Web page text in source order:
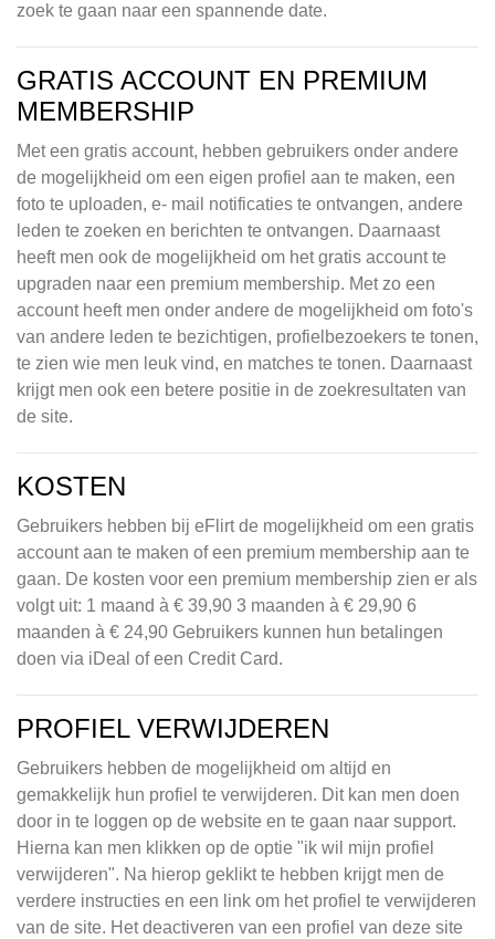
zoek te gaan naar een spannende date.
GRATIS ACCOUNT EN PREMIUM
MEMBERSHIP
Met een gratis account, hebben gebruikers onder andere
de mogelijkheid om een eigen profiel aan te maken, een
foto te uploaden, e- mail notificaties te ontvangen, andere
leden te zoeken en berichten te ontvangen. Daarnaast
heeft men ook de mogelijkheid om het gratis account te
upgraden naar een premium membership. Met zo een
account heeft men onder andere de mogelijkheid om foto's
van andere leden te bezichtigen, profielbezoekers te tonen,
te zien wie men leuk vind, en matches te tonen. Daarnaast
krijgt men ook een betere positie in de zoekresultaten van
de site.
KOSTEN
Gebruikers hebben bij eFlirt de mogelijkheid om een gratis
account aan te maken of een premium membership aan te
gaan. De kosten voor een premium membership zien er als
volgt uit: 1 maand à € 39,90 3 maanden à € 29,90 6
maanden à € 24,90 Gebruikers kunnen hun betalingen
doen via iDeal of een Credit Card.
PROFIEL VERWIJDEREN
Gebruikers hebben de mogelijkheid om altijd en
gemakkelijk hun profiel te verwijderen. Dit kan men doen
door in te loggen op de website en te gaan naar support.
Hierna kan men klikken op de optie "ik wil mijn profiel
verwijderen". Na hierop geklikt te hebben krijgt men de
verdere instructies en een link om het profiel te verwijderen
van de site. Het deactiveren van een profiel van deze site